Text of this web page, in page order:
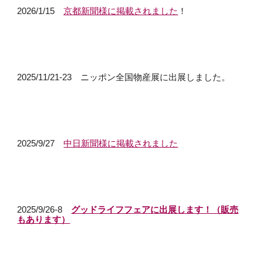
2026/1/15京都新聞様に掲載されました ！
2025/11/21-23 ニッポン全国物産展に出展しました。
2025/9/27中日新聞様に掲載されました
2025/9/26-8 グッドライフフェアに出展します！（販売
もあります）